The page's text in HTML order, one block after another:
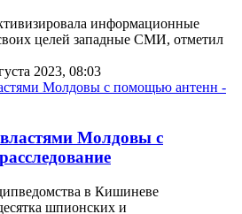
информационные
целей западные СМИ, отметил
2023, 08:03
властями Молдовы с
в Кишиневе
шпионских и